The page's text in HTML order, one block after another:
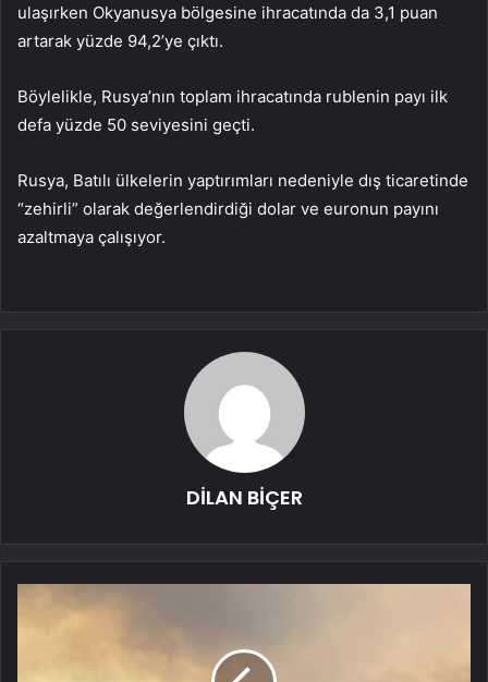
ulaşırken Okyanusya bölgesine ihracatında da 3,1 puan
artarak yüzde 94,2’ye çıktı.
Böylelikle, Rusya’nın toplam ihracatında rublenin payı ilk
defa yüzde 50 seviyesini geçti.
Rusya, Batılı ülkelerin yaptırımları nedeniyle dış ticaretinde
“zehirli” olarak değerlendirdiği dolar ve euronun payını
azaltmaya çalışıyor.
DİLAN BİÇER